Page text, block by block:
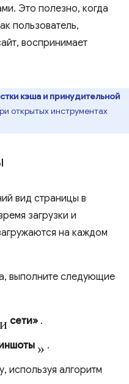
Это полезно, когда
пользователь,
воспринимает
кэша и принудительной
открытых инструментах
вид страницы в
загрузки и
на каждом
выполните следующие
сети» .
» .
используя алгоритм